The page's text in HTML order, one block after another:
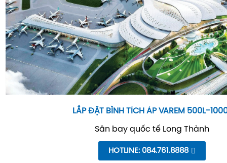
LẮP ĐẶT BÌNH TÍCH ÁP VAREM 500L-
Sân bay quốc tế Long Thành
HOTLINE: 084.761.8888